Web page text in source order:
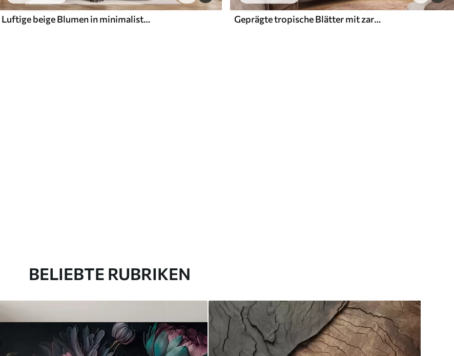
Luftige beige Blumen in minimalistischem, hellem Stil Geprägte tropische Blätter mit zartem Relief in warmen Beigetönen
BELIEBTE RUBRIKEN